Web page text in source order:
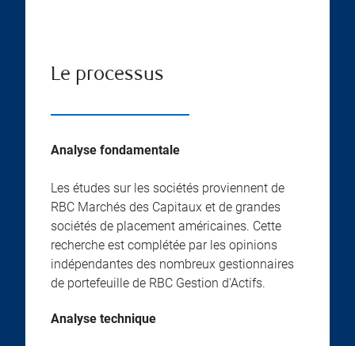
Le processus
Analyse fondamentale
Les études sur les sociétés proviennent de
RBC Marchés des Capitaux et de grandes
sociétés de placement américaines. Cette
recherche est complétée par les opinions
indépendantes des nombreux gestionnaires
de portefeuille de RBC Gestion d'Actifs.
Analyse technique